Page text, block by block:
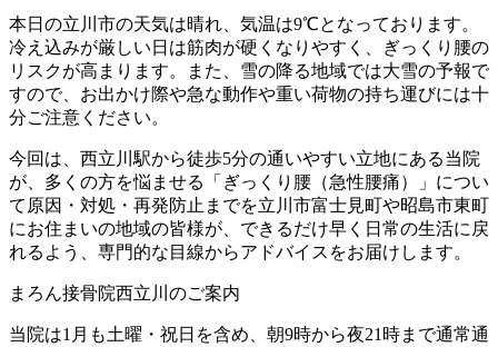
本日の立川市の天気は晴れ、気温は9℃となっております。
冷え込みが厳しい日は筋肉が硬くなりやすく、ぎっくり腰の
リスクが高まります。また、雪の降る地域では大雪の予報で
すので、お出かけ際や急な動作や重い荷物の持ち運びには十
分ご注意ください。
今回は、西立川駅から徒歩5分の通いやすい立地にある当院
が、多くの方を悩ませる「ぎっくり腰（急性腰痛）」につい
て原因・対処・再発防止までを立川市富士見町や昭島市東町
にお住まいの地域の皆様が、できるだけ早く日常の生活に戻
れるよう、専門的な目線からアドバイスをお届けします。
まろん接骨院西立川のご案内
当院は1月も土曜・祝日を含め、朝9時から夜21時まで通常通